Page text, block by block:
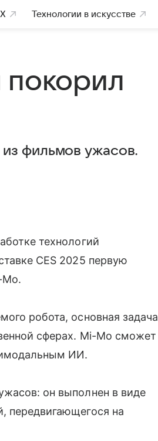
Технологии в искусстве
покорил
фильмов ужасов.
технологий
CES 2025 первую
робота, основная задача
сферах. Mi-Mo сможет
ИИ.
он выполнен в виде
передвигающегося на